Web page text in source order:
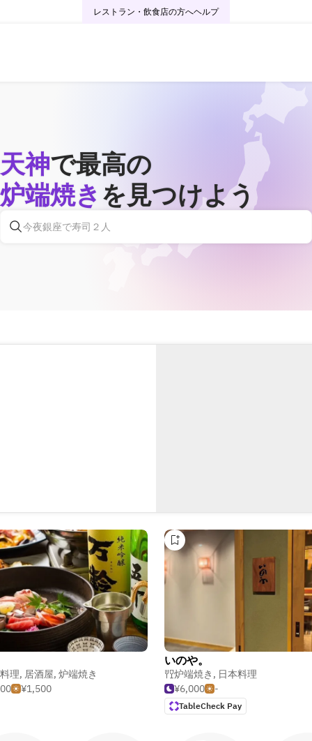
レストラン・飲食店の方へヘルプ
天神で最高の
炉端焼き を見つけよう
理, 居酒屋, 炉端焼き
¥1,500
いのや。
炉端焼き , 日本料理
¥6,000
-
TableCheck Pay